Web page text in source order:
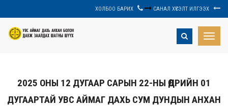
ХОЛБОО БАРИХ САНАЛ ХҮСЭЛТ ИЛГЭЭХ
Toggle
2025 ОНЫ 12 ДУГААР САРЫН 22-НЫ ӨДРИЙН 01
ДУГААРТАЙ УВС АЙМАГ ДАХЬ СУМ ДУНДЫН АНХАН